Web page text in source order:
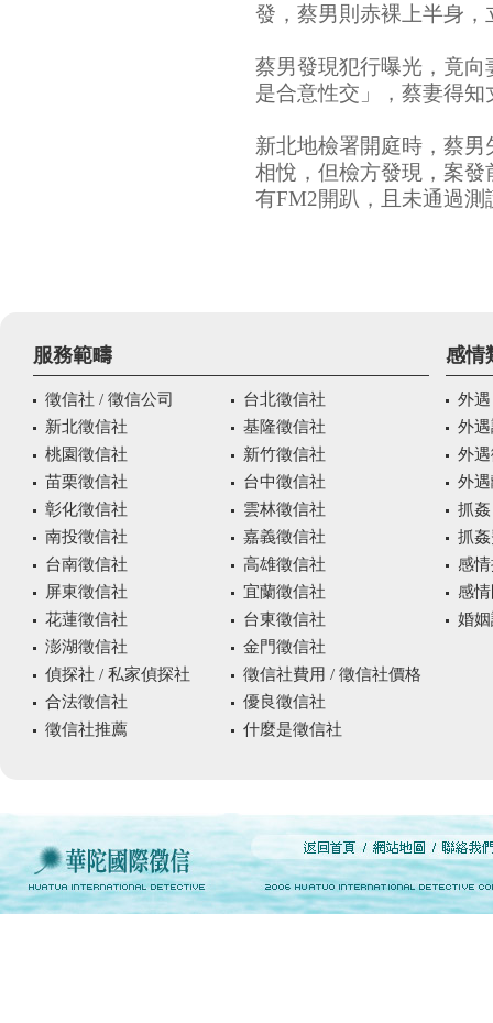
發，蔡男則赤裸上半身
蔡男發現犯行曝光，竟
是合意性交」，蔡妻得知
新北地檢署開庭時，蔡
相悅，但檢方發現，案
有FM2開趴，且未通過
服務範疇
徵信社 / 徵信公司
台北徵信社
新北徵信社
基隆徵信社
桃園徵信社
新竹徵信社
苗栗徵信社
台中徵信社
彰化徵信社
雲林徵信社
南投徵信社
嘉義徵信社
台南徵信社
高雄徵信社
屏東徵信社
宜蘭徵信社
花蓮徵信社
台東徵信社
澎湖徵信社
金門徵信社
偵探社 / 私家偵探社
徵信社費用 / 徵信社價格
合法徵信社
優良徵信社
徵信社推薦
什麼是徵信社
感情
外遇
外
外
外
抓姦
抓
感
感
婚